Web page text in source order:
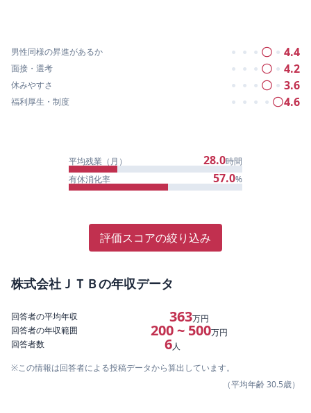
男性同様の昇進があるか ● ● ● 〇 ● 4.4
面接・選考 ● ● ● 〇 ● 4.2
休みやすさ ● ● ● 〇 ● 3.6
福利厚生・制度 ● ● ● ● 〇4.6
平均残業（月） 28.0時間
有休消化率
57.0%
評価スコアの絞り込み
株式会社ＪＴＢの年収データ
回答者の平均年収 363万円
回答者の年収範囲
200 ~ 500万円
回答者数
6人
※この情報は回答者による投稿データから算出しています。
（平均年齢30.5歳）